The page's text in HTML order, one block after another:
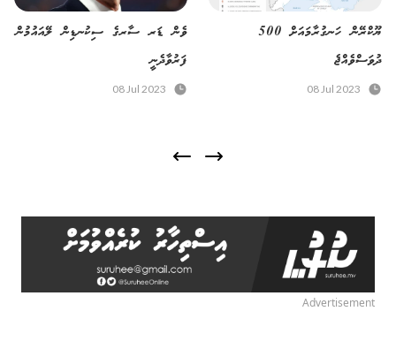
ޔޫކްރޭން ހަނގުރާމައަށް 500
ދުވަސްވެއްޖެ
08 Jul 2023
ވެން ޑަރ ސާރގެ ސިކުނޑިން ލޭއައުމުން
ފަރުވާދެނީ
08 Jul 2023
Advertisement